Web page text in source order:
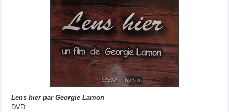
Lens hier par Georgie Lamon
DVD